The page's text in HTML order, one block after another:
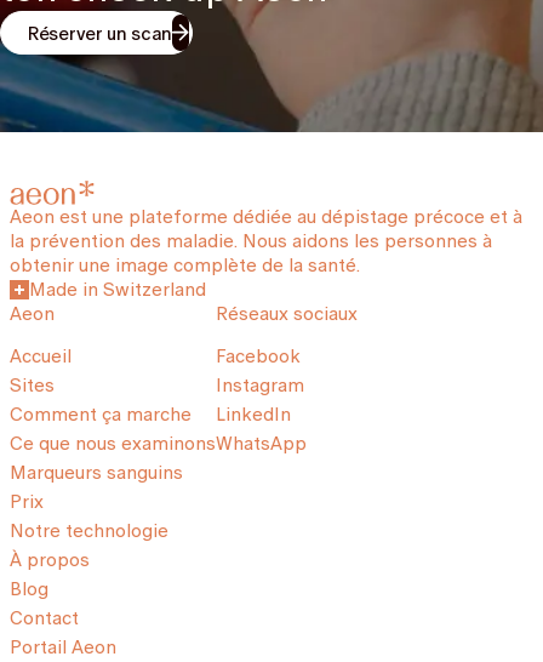
Réserver un scan
Aeon est une plateforme dédiée au dépistage précoce et à
la prévention des maladie. Nous aidons les personnes à
obtenir une image complète de la santé.
Made in Switzerland
Aeon
Accueil
Sites
Comment ça marche
Ce que nous examinons
Marqueurs sanguins
Prix
Notre technologie
À propos
Blog
Contact
Portail Aeon
Réseaux sociaux
Facebook
Instagram
LinkedIn
WhatsApp